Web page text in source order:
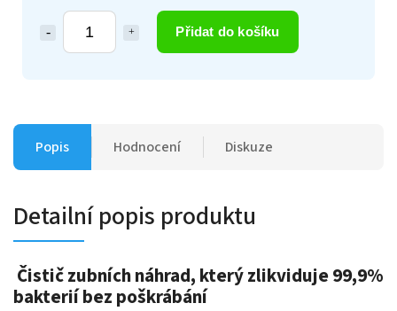
Přidat do košíku
Popis Hodnocení Diskuze
Detailní popis produktu
Čistič zubních náhrad, kterýzlikviduje 99,9%
bakteriíbez poškrábání